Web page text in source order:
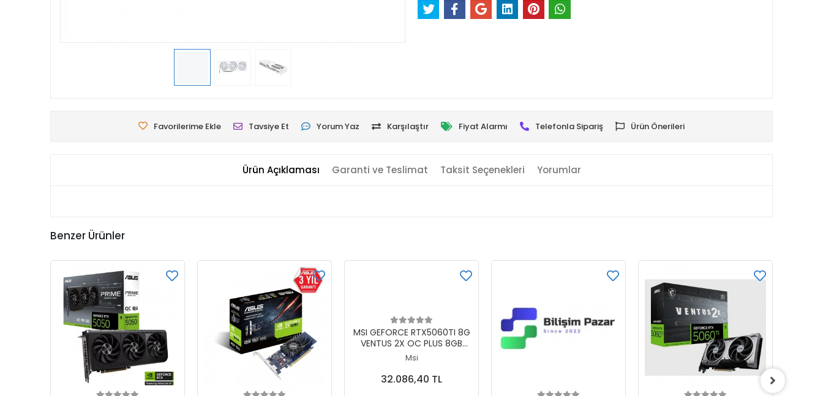
Favorilerime Ekle Tavsiye Et Yorum Yaz Karşılaştır Fiyat Alarmı Telefonla Sipariş Ürün Önerileri
Ürün Açıklaması Garanti ve Teslimat Taksit Seçenekleri Yorumlar
Benzer Ürünler
Sepete Ekle
MSI GEFORCE RTX5060TI 8G
VENTUS 2X OC PLUS 8GB
GDDR7 128BIT 3XDP 1XHDMI
Msi
32.086,40 TL